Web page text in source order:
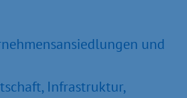
und
Infrastruktur,